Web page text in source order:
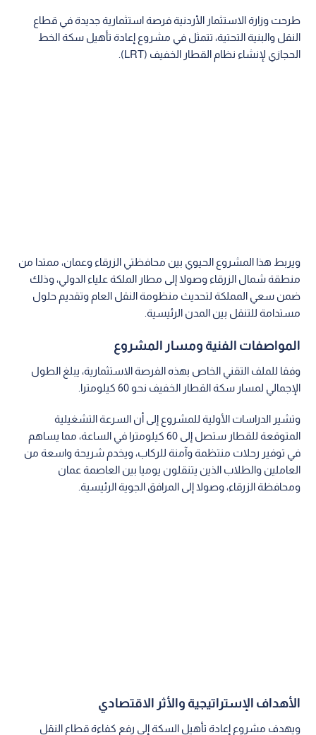
طرحت وزارة الاستثمار الأردنية فرصة استثمارية جديدة في قطاع
النقل والبنية التحتية، تتمثل في مشروع إعادة تأهيل سكة الخط
الحجازي لإنشاء نظام القطار الخفيف (LRT).
ويربط هذا المشروع الحيوي بين محافظتي الزرقاء وعمان، ممتدا من
منطقة شمال الزرقاء وصولا إلى مطار الملكة علياء الدولي، وذلك
ضمن سعي المملكة لتحديث منظومة النقل العام وتقديم حلول
مستدامة للتنقل بين المدن الرئيسية.
المواصفات الفنية ومسار المشروع
وفقا للملف التقني الخاص بهذه الفرصة الاستثمارية، يبلغ الطول
الإجمالي لمسار سكة القطار الخفيف نحو 60 كيلومترا.
وتشير الدراسات الأولية للمشروع إلى أن السرعة التشغيلية
المتوقعة للقطار ستصل إلى 60 كيلومترا في الساعة، مما يساهم
في توفير رحلات منتظمة وآمنة للركاب، ويخدم شريحة واسعة من
العاملين والطلاب الذين يتنقلون يوميا بين العاصمة عمان
ومحافظة الزرقاء، وصولا إلى المرافق الجوية الرئيسية.
الأهداف الإستراتيجية والأثر الاقتصادي
ويهدف مشروع إعادة تأهيل السكة إلى رفع كفاءة قطاع النقل